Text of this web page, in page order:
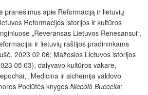
pranešimus apie Reformaciją ir lietuvių
Reformacijos istorijos ir kultūros
„Reveransas Lietuvos Renesansui“,
ir lietuvių raštijos pradininkams
2023 02 06; Mažosios Lietuvos istorijos
05 03), dalyvavo kultūros vakare,
„Medicina ir alchemija valdovo
Pociūtės knygos Niccolò Buccella: